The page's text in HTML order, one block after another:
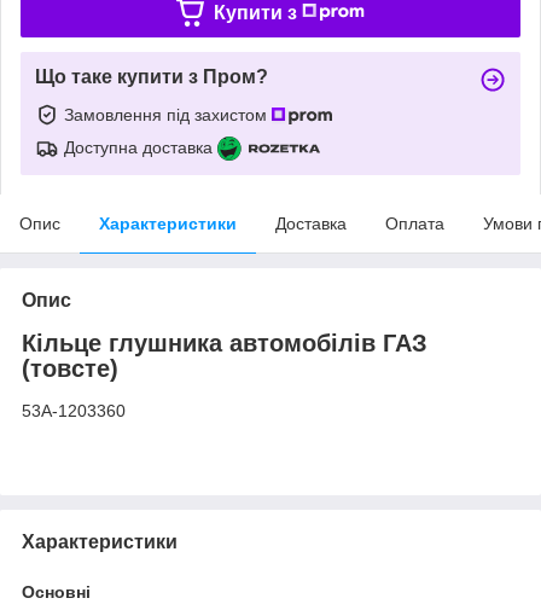
Купити з
Що таке купити з Пром?
Замовлення під захистом
Доступна доставка
Опис Характеристики Доставка Оплата Умови
Опис
Кільце глушника автомобілів ГАЗ
(товсте)
53А-1203360
Характеристики
Основні